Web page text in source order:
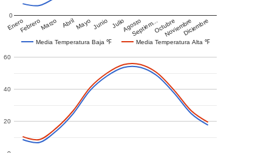
Media Temperatura Baja ℉ Media Temperatura Alta ℉
EneroFebreroMarzo AbrilMayo Junio JulioAgosto
Septiem…OctubreNoviembreDiciembre
0
20
40
60